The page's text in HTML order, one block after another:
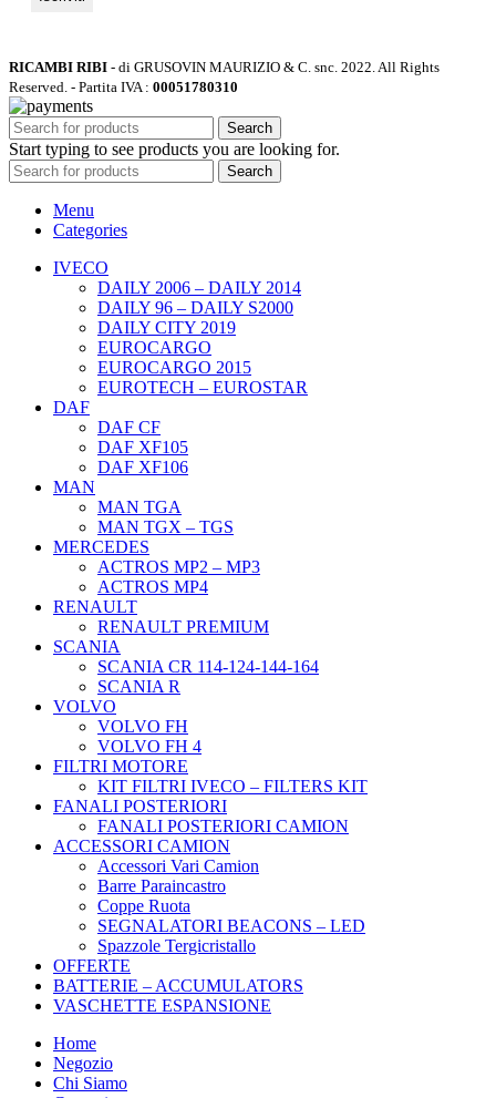
RICAMBI RIBI - di GRUSOVIN MAURIZIO & C. snc. 2022. All Rights
Reserved. - Partita IVA : 00051780310
Search
Start typing to see products you are looking for.
Search
Menu
Categories
IVECO
DAILY 2006 – DAILY 2014
DAILY 96 – DAILY S2000
DAILY CITY 2019
EUROCARGO
EUROCARGO 2015
EUROTECH – EUROSTAR
DAF
DAF CF
DAF XF105
DAF XF106
MAN
MAN TGA
MAN TGX – TGS
MERCEDES
ACTROS MP2 – MP3
ACTROS MP4
RENAULT
RENAULT PREMIUM
SCANIA
SCANIA CR 114-124-144-164
SCANIA R
VOLVO
VOLVO FH
VOLVO FH 4
FILTRI MOTORE
KIT FILTRI IVECO – FILTERS KIT
FANALI POSTERIORI
FANALI POSTERIORI CAMION
ACCESSORI CAMION
Accessori Vari Camion
Barre Paraincastro
Coppe Ruota
SEGNALATORI BEACONS – LED
Spazzole Tergicristallo
OFFERTE
BATTERIE – ACCUMULATORS
VASCHETTE ESPANSIONE
Home
Negozio
Chi Siamo